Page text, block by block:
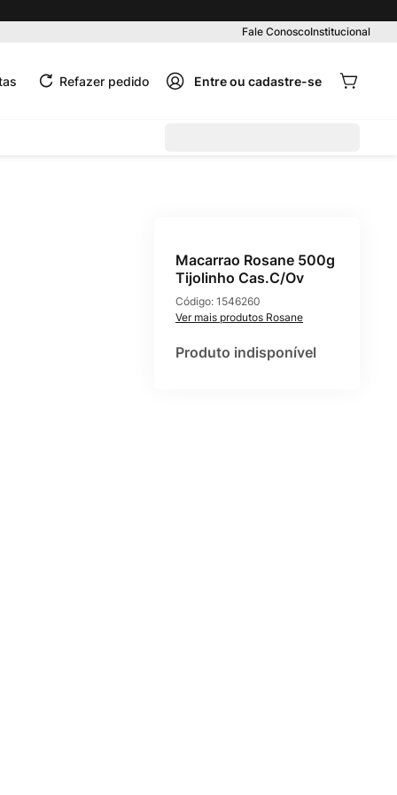
Fale ConoscoInstitucional
Refazer pedido
Macarrao Rosane 500g
Tijolinho Cas.C/Ov
Código: 1546260
Rosane
Produto indisponível